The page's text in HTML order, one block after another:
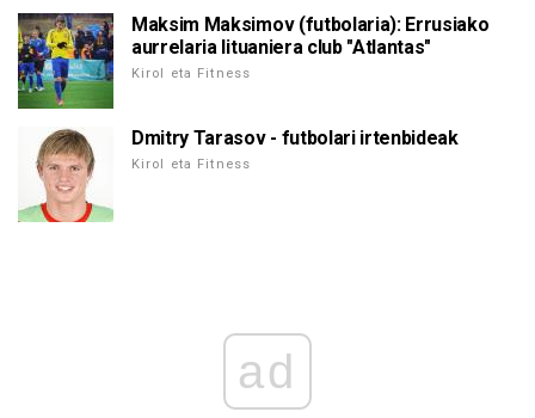
Maksim Maksimov (futbolaria): Errusiako
aurrelaria lituaniera club "Atlantas"
Kirol eta Fitness
Dmitry Tarasov - futbolari irtenbideak
Kirol eta Fitness
ad